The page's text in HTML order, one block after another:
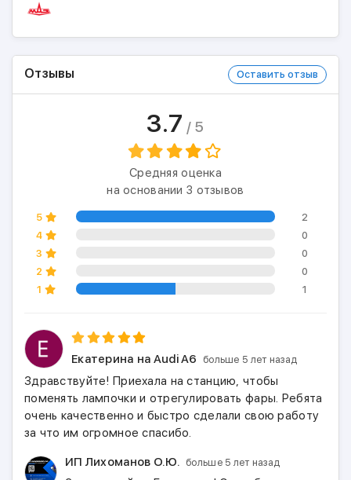
Отзывы Оставить отзыв
3.7 / 5
Средняя оценка
на основании 3 отзывов
5
2
4
0
3
0
2
0
1
1
Екатерина на Audi A6 больше 5 лет назад
Здравствуйте! Приехала на станцию, чтобы
поменять лампочки и отрегулировать фары. Ребята
очень качественно и быстро сделали свою работу
за что им огромное спасибо.
ИП Лихоманов О.Ю. больше 5 лет назад